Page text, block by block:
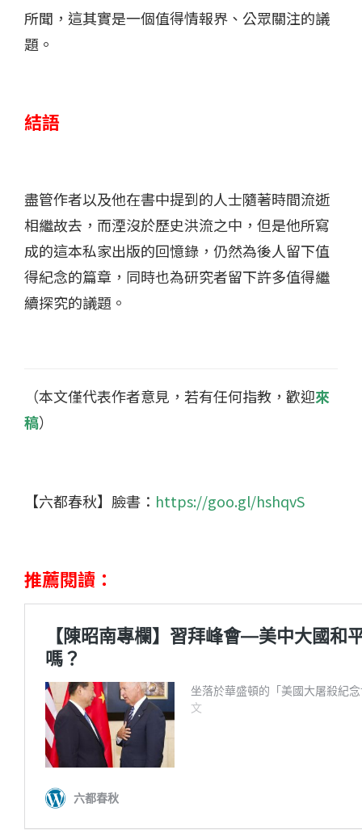
所聞，這其實是一個值得情報界、公眾關注的議
題。
結語
盡管作者以及他在書中提到的人士隨著時間流逝
相繼故去，而湮沒於歷史洪流之中，但是他所寫
成的這本私家出版的回憶錄，仍然為後人留下值
得紀念的篇章，同時也為研究者留下許多值得繼
續探究的議題。
（本文僅代表作者意見，若有任何指教，歡迎來
稿）
【六都春秋】臉書： https://goo.gl/hshqvS
推薦閱讀：